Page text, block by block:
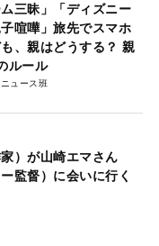
ム三昧」「ディズニー
喧嘩」旅先でスマホ
、親はどうする？ 親
ルール
ュース班
）が山崎エマさん
監督）に会いに行く